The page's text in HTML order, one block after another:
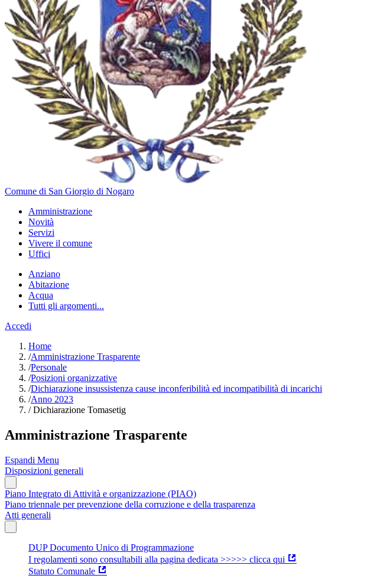
Comune di San Giorgio di Nogaro
Amministrazione
Novità
Servizi
Vivere il comune
Uffici
Anziano
Abitazione
Acqua
Tutti gli argomenti...
Accedi
Home
/Amministrazione Trasparente
/Personale
/Posizioni organizzative
/Dichiarazione insussistenza cause inconferibilità ed incompatibilità di incarichi
/Anno 2023
/Dichiarazione Tomasetig
Amministrazione Trasparente
Espandi Menu
Disposizioni generali
Piano Integrato di Attività e organizzazione (PIAO)
Piano triennale per prevenzione della corruzione e della trasparenza
Atti generali
DUP Documento Unico di Programmazione
I regolamenti sono consultabili alla pagina dedicata >>>>> clicca qui
Statuto Comunale